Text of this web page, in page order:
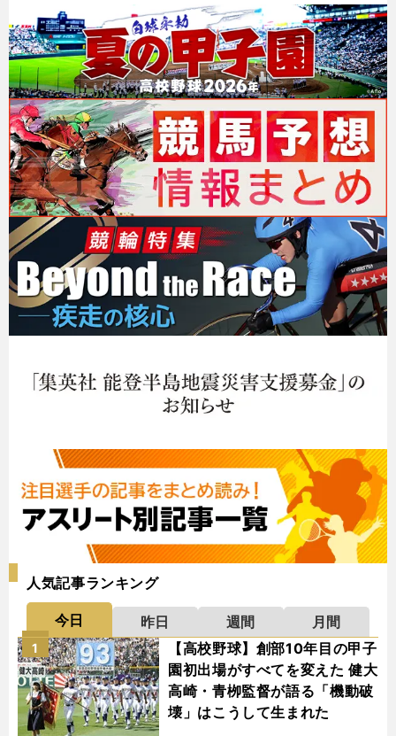
人気記事ランキング
今日 昨日 週間
月間
【高校野球】創部10年目の甲子
園初出場がすべてを変えた 健大
高崎・青栁監督が語る「機動破
壊」はこうして生まれた
1